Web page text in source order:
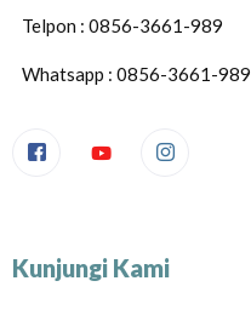
Telpon : 0856-3661-989
Whatsapp : 0856-3661-989
Kunjungi Kami